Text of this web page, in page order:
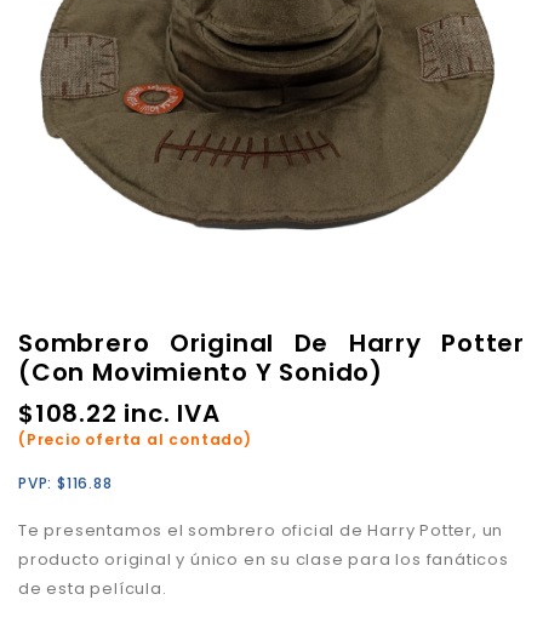
Sombrero Original De Harry Potter
(Con Movimiento Y Sonido)
$108.22 inc. IVA
(Precio oferta al contado)
PVP: $116.88
Te presentamos el sombrero oficial de Harry Potter, un
producto original y único en su clase para los fanáticos
de esta película.